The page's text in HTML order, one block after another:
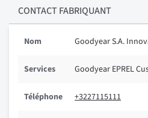
CONTACT FABRIQUANT
Nom Goodyear S.A.
Services Goodyear EPREL
Téléphone +3227115111